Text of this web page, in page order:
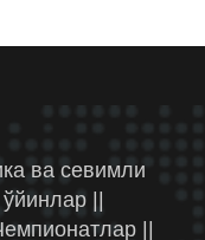
ва севимли
||
||